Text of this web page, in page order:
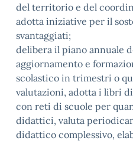
del territorio e del
adotta iniziative per il
svantaggiati;
delibera il piano annuale
aggiornamento e
scolastico in trimestri o
valutazioni, adotta i libri
con reti di scuole per
didattici, valuta
didattico complessivo,